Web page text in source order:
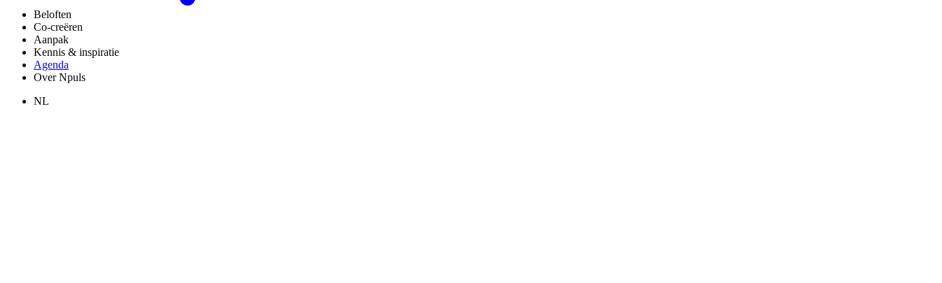
Beloften
Co-creëren
Aanpak
Kennis & inspiratie
Agenda
Over Npuls
NL